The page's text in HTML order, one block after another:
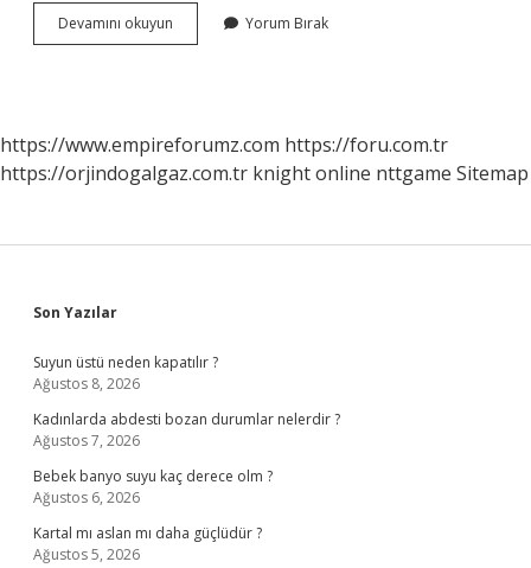
Devamını okuyun
Ne
Yorum Bırak
https://www.empireforumz.com https://foru.com.tr
https://orjindogalgaz.com.tr knight online nttgame Sitemap
Sidebar
Son Yazılar
Suyun üstü neden kapatılır ?
Ağustos 8, 2026
Kadınlarda abdesti bozan durumlar nelerdir ?
Ağustos 7, 2026
Bebek banyo suyu kaç derece olm ?
Ağustos 6, 2026
Kartal mı aslan mı daha güçlüdür ?
Ağustos 5, 2026